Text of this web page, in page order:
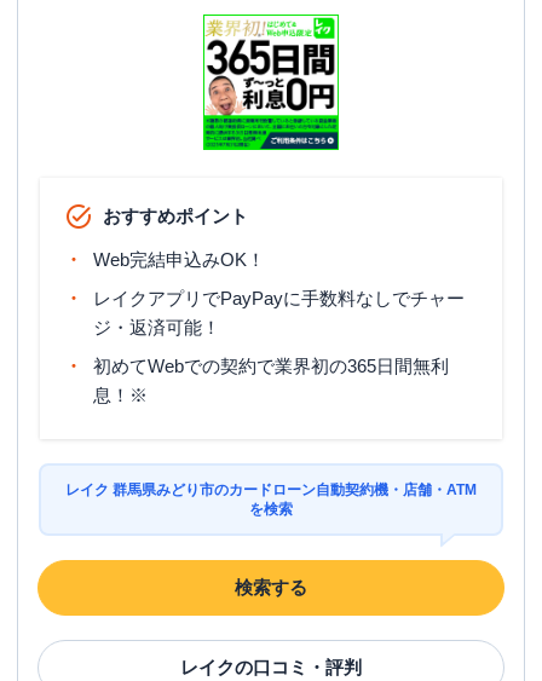
おすすめポイント
Web完結申込みOK！
レイクアプリでPayPayに手数料なしでチャー
ジ・返済可能！
初めてWebでの契約で業界初の365日間無利
息！※
レイク 群馬県みどり市のカードローン自動契約機・店舗・ATM
を検索
検索する
レイクの口コミ・評判